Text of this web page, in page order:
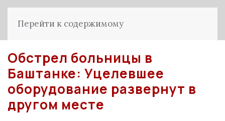
Перейти к содержимому
Обстрел больницы в
Баштанке: Уцелевшее
оборудование развернут в
другом месте